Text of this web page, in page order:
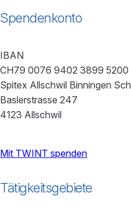
Spendenkonto
IBAN
CH79 0076 9402 3899 5200
Spitex Allschwil Binningen
Baslerstrasse 247
4123 Allschwil
Mit TWINT spenden
Tätigkeitsgebiete